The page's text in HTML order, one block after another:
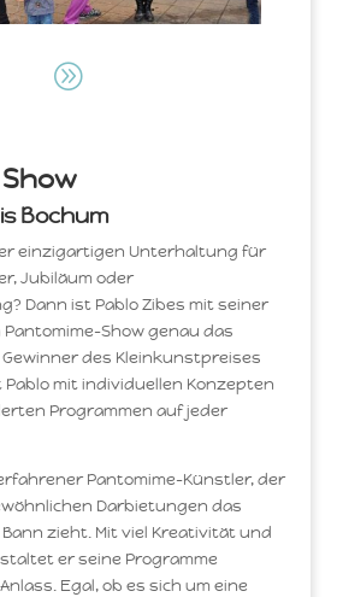
A
Bochum
einzigartigen Unterhaltung für
Jubiläum oder
Dann ist Pablo Zibes mit seiner
Show genau das
Gewinner des Kleinkunstpreises
mit individuellen Konzepten
Programmen auf jeder
Pantomime-Künstler, der
Darbietungen das
zieht. Mit viel Kreativität und
er seine Programme
Egal, ob es sich um eine